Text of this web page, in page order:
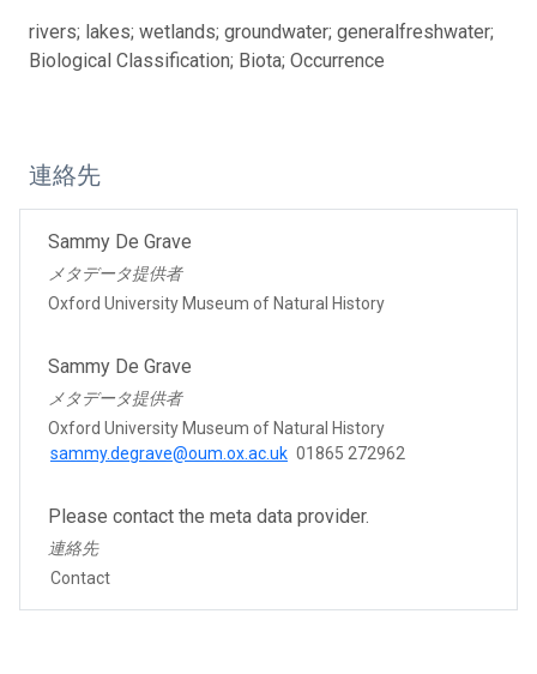
rivers; lakes; wetlands; groundwater; generalfreshwater;
Biological Classification; Biota; Occurrence
連絡先
Sammy De Grave
メタデータ提供者
Oxford University Museum of Natural History
Sammy De Grave
メタデータ提供者
Oxford University Museum of Natural History
sammy.degrave@oum.ox.ac.uk 01865 272962
Please contact the meta data provider.
連絡先
Contact